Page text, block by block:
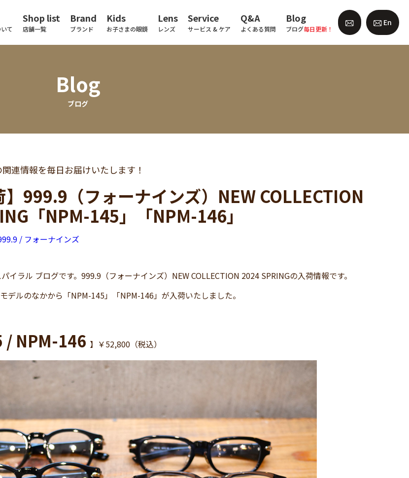
て
Shop list
店舗一覧
Brand
ブランド
Kids
お子さまの眼鏡
Lens
レンズ
Service
サービス & ケア
Q&A
よくある質問
Blog
ブログ毎日更新！
En
Blog
ブログ
連情報を毎日お届けいたします！
】999.9（フォーナインズ）NEW COLLECTION
「NPM-145」「NPM-146」
/ フォーナインズ
ラル ブログです。999.9（フォーナインズ）NEW COLLECTION 2024 SPRINGの入荷情報です。
デルのなかから「NPM-145」「NPM-146」が入荷いたしました。
/ NPM-146 】￥52,800（税込）